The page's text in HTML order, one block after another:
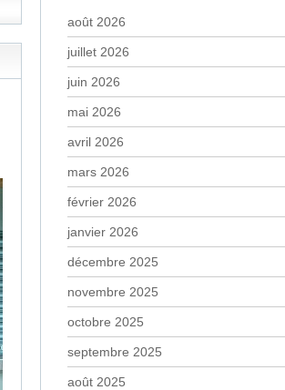
août 2026
juillet 2026
juin 2026
mai 2026
avril 2026
mars 2026
février 2026
janvier 2026
décembre 2025
novembre 2025
octobre 2025
septembre 2025
août 2025